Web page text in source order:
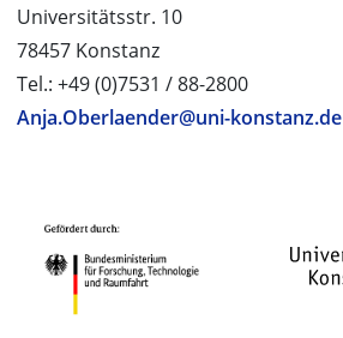
Universitätsstr. 10
78457 Konstanz
Tel.: +49 (0)7531 / 88-2800
Anja.Oberlaender@uni-konstanz.de